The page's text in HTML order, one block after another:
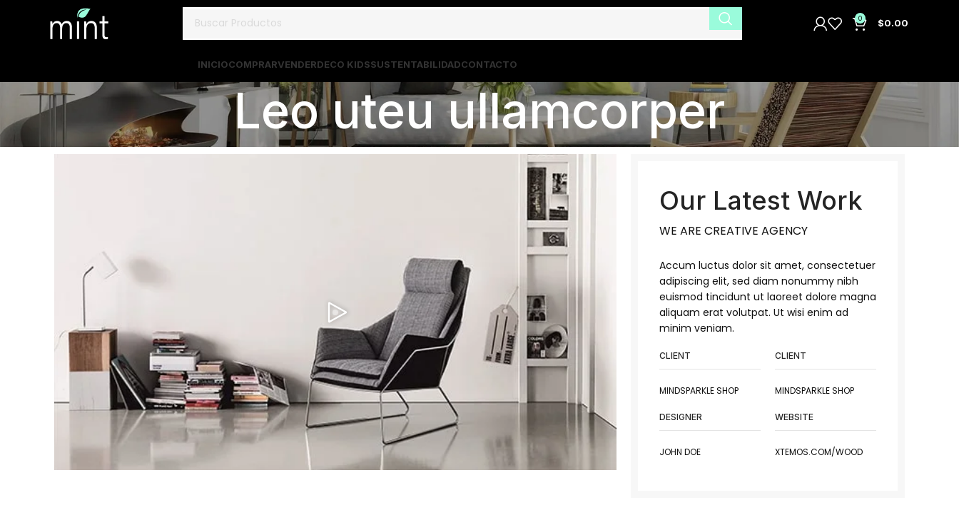
0 $0.00
INICIOCOMPRARVENDERDECO KIDSSUSTENTABILIDADCONTACTO
Leo uteu ullamcorper
Our Latest Work
WE ARE CREATIVE AGENCY
Accum luctus dolor sit amet, consectetuer
adipiscing elit, sed diam nonummy nibh
euismod tincidunt ut laoreet dolore magna
aliquam erat volutpat. Ut wisi enim ad
minim veniam.
CLIENT
MINDSPARKLE SHOP
CLIENT
MINDSPARKLE SHOP
DESIGNER
JOHN DOE
WEBSITE
XTEMOS.COM/WOOD